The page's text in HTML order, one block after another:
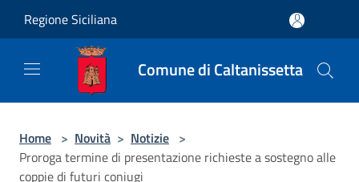
Regione Siciliana
Comune di Caltanissetta
Home > Novità > Notizie >
Proroga termine di presentazione richieste a sostegno alle
coppie di futuri coniugi